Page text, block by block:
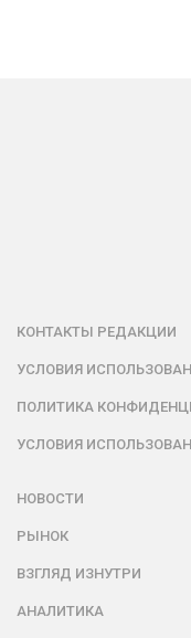
КОНТАКТЫ РЕДАКЦИИ
УСЛОВИЯ
ПОЛИТИКА
УСЛОВИЯ
НОВОСТИ
РЫНОК
ВЗГЛЯД ИЗНУТРИ
АНАЛИТИКА